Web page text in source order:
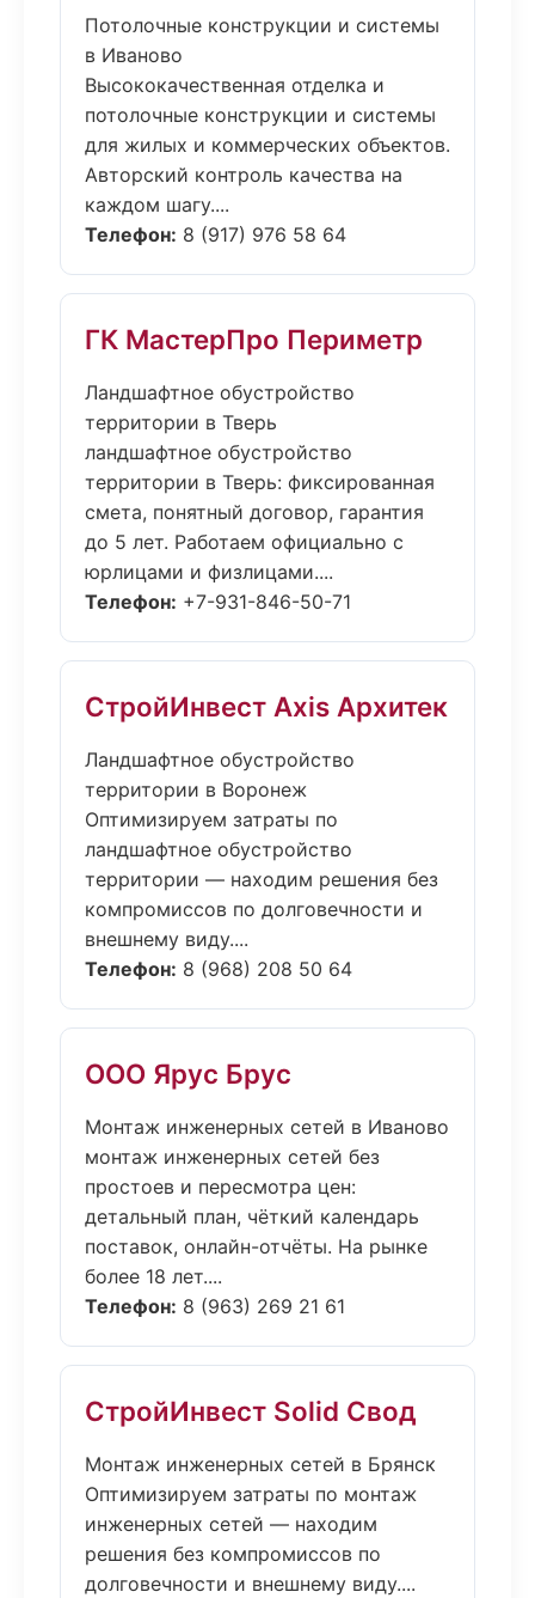
Потолочные конструкции и системы
в Иваново
Высококачественная отделка и
потолочные конструкции и системы
для жилых и коммерческих объектов.
Авторский контроль качества на
каждом шагу....
Телефон: 8 (917) 976 58 64
ГК МастерПро Периметр
Ландшафтное обустройство
территории в Тверь
ландшафтное обустройство
территории в Тверь: фиксированная
смета, понятный договор, гарантия
до 5 лет. Работаем официально с
юрлицами и физлицами....
Телефон: +7-931-846-50-71
СтройИнвест Axis Архитек
Ландшафтное обустройство
территории в Воронеж
Оптимизируем затраты по
ландшафтное обустройство
территории — находим решения без
компромиссов по долговечности и
внешнему виду....
Телефон: 8 (968) 208 50 64
ООО Ярус Брус
Монтаж инженерных сетей в Иваново
монтаж инженерных сетей без
простоев и пересмотра цен:
детальный план, чёткий календарь
поставок, онлайн-отчёты. На рынке
более 18 лет....
Телефон: 8 (963) 269 21 61
СтройИнвест Solid Свод
Монтаж инженерных сетей в Брянск
Оптимизируем затраты по монтаж
инженерных сетей — находим
решения без компромиссов по
долговечности и внешнему виду....